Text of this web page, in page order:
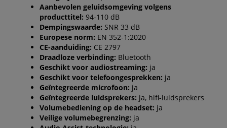
Aanbevolen geluidsomgeving volgens
producttitel: 94-110 dB
Dempingswaarde: SNR 33 dB
Europese norm: EN 352-1:2020
CE-aanduiding: CE 2797
Draadloze verbinding: Bluetooth
Geschikt voor audiostreaming: ja
Geschikt voor telefoongesprekken: ja
Geïntegreerde microfoon: ja
Geïntegreerde luidsprekers: ja, hifi-luidsprekers
Volumebediening op de headset: ja
Veilige volumebegrenzing: ja